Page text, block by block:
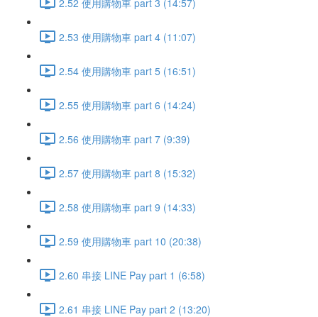
2.53 使用購物車 part 4 (11:07)
2.54 使用購物車 part 5 (16:51)
2.55 使用購物車 part 6 (14:24)
2.56 使用購物車 part 7 (9:39)
2.57 使用購物車 part 8 (15:32)
2.58 使用購物車 part 9 (14:33)
2.59 使用購物車 part 10 (20:38)
2.60 串接 LINE Pay part 1 (6:58)
2.61 串接 LINE Pay part 2 (13:20)